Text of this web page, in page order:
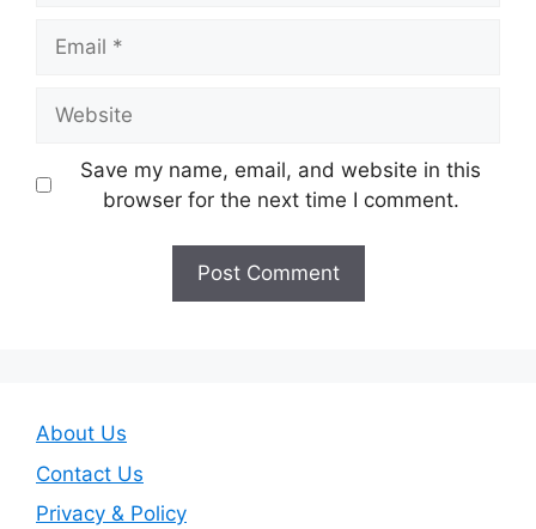
Save my name, email, and website in this
browser for the next time I comment.
About Us
Contact Us
Privacy & Policy